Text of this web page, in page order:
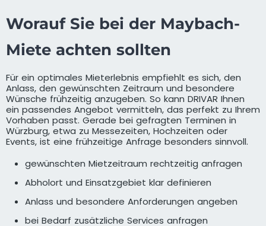
Worauf Sie bei der Maybach-
Miete achten sollten
Für ein optimales Mieterlebnis empfiehlt es sich, den
Anlass, den gewünschten Zeitraum und besondere
Wünsche frühzeitig anzugeben. So kann DRIVAR Ihnen
ein passendes Angebot vermitteln, das perfekt zu Ihrem
Vorhaben passt. Gerade bei gefragten Terminen in
Würzburg, etwa zu Messezeiten, Hochzeiten oder
Events, ist eine frühzeitige Anfrage besonders sinnvoll.
gewünschten Mietzeitraum rechtzeitig anfragen
Abholort und Einsatzgebiet klar definieren
Anlass und besondere Anforderungen angeben
bei Bedarf zusätzliche Services anfragen